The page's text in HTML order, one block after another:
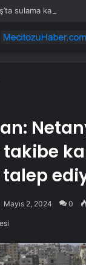
takibe
Mayıs 2, 2024 0